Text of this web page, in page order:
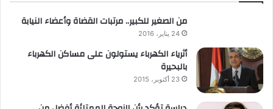
من الصغير للكبير.. مرتبات القضاة وأعضاء النيابة
24 يناير، 2016
أثرياء الكهرباء يستولون على مساكن الكهرباء
بالبحيرة
23 أكتوبر، 2015